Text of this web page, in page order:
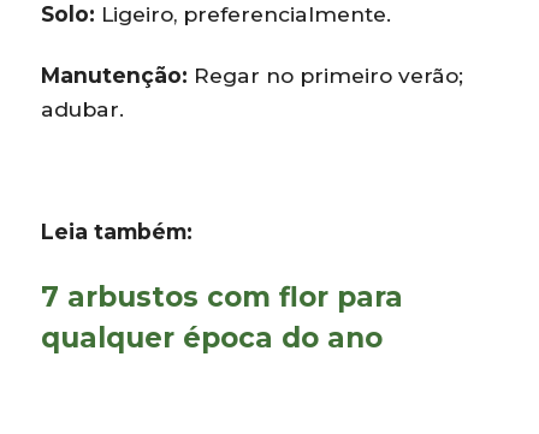
Solo: Ligeiro, preferencialmente.
Manutenção: Regar no primeiro verão;
adubar.
Leia também:
7 arbustos com flor para
qualquer época do ano